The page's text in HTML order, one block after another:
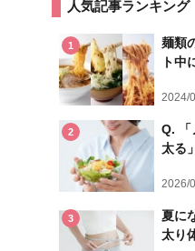
人気記事ランキング
1
麺類
ト中
2024/
2
Q. 「
太る
2026/
3
夏に
太り